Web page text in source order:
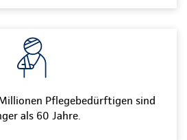
Pflegebedürftigen sind
als 60 Jahre.